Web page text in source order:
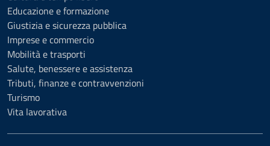
Educazione e formazione
Giustizia e sicurezza pubblica
Imprese e commercio
Mobilità e trasporti
Salute, benessere e assistenza
Tributi, finanze e contravvenzioni
Turismo
Vita lavorativa